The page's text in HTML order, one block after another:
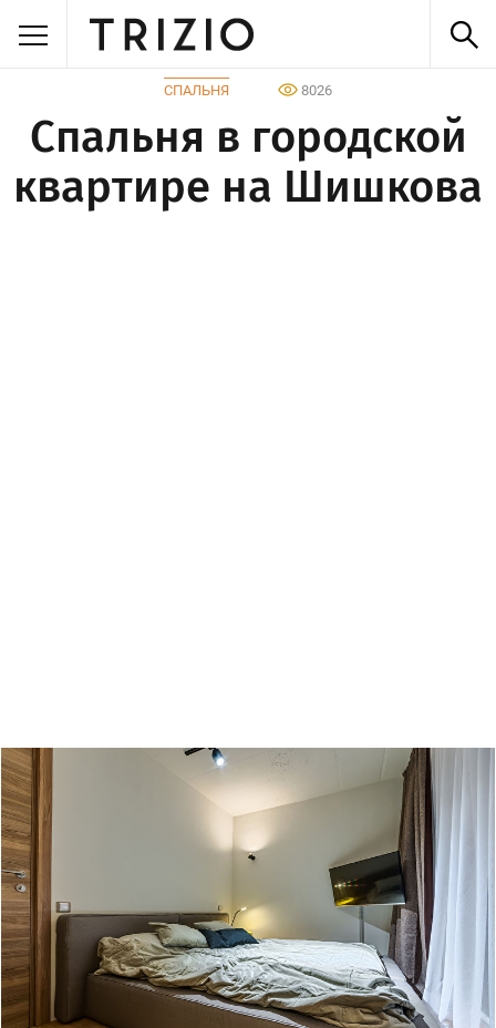
СПАЛЬНЯ 8026
Спальня в городской
квартире на Шишкова